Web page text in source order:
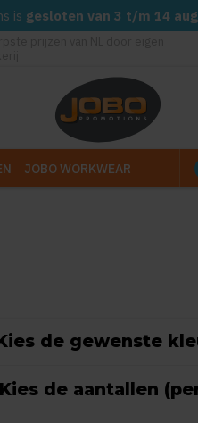
is gesloten van 3 t/m 14
JOBO WORKWEAR
de gewenste
de aantallen